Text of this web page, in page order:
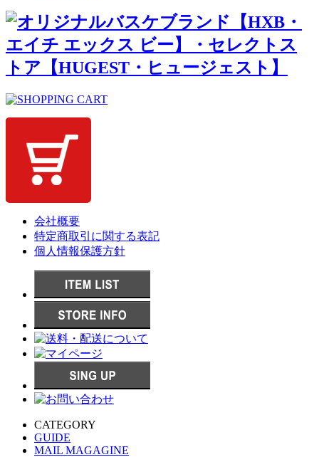
会社概要
特定商取引に関する表記
個人情報保護方針
CATEGORY
GUIDE
MAIL MAGAGINE